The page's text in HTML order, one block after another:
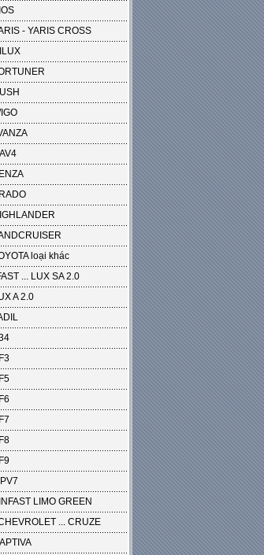
- YARIS CROSS
loại khác
... LUX SA 2.0
A 2.0
LIMO GREEN
... CRUZE